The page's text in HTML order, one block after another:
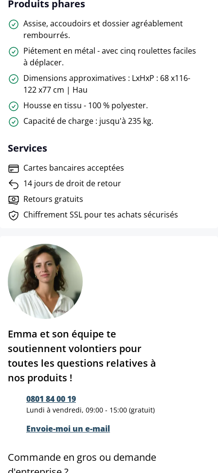
Produits phares
Assise, accoudoirs et dossier agréablement
rembourrés.
Piétement en métal - avec cinq roulettes faciles
à déplacer.
Dimensions approximatives : LxHxP : 68 x116-
122 x77 cm | Hau
Housse en tissu - 100 % polyester.
Capacité de charge : jusqu'à 235 kg.
Services
Cartes bancaires acceptées
14 jours de droit de retour
Retours gratuits
Chiffrement SSL pour tes achats sécurisés
Emma et son équipe te
soutiennent volontiers pour
toutes les questions relatives à
nos produits !
0801 84 00 19
Lundi à vendredi, 09:00 - 15:00 (gratuit)
Envoie-moi un e-mail
Commande en gros ou demande